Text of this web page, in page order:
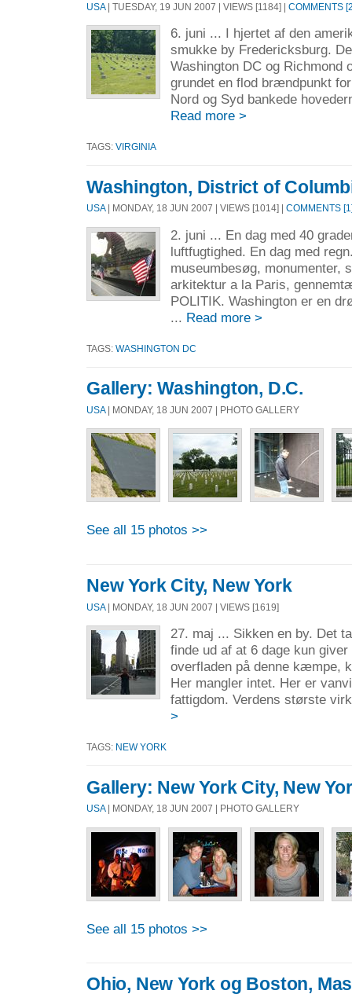
USA| TUESDAY, 19 JUN 2007 | VIEWS [1184] | COMMENTS
6. juni ... I hjertet af den
smukke by Fredericksburg.
Washington DC og Richmond
grundet en flod brændpunkt
Nord og Syd bankede
Read more >
TAGS: VIRGINIA
Washington, District of
USA| MONDAY, 18 JUN 2007 | VIEWS [1014] | COMMENTS
2. juni ... En dag med 40
luftfugtighed. En dag med
museumbesøg, monumenter,
arkitektur a la Paris,
POLITIK. Washington er en
... Read more >
TAGS: WASHINGTON DC
Gallery: Washington, D.C.
USA| MONDAY, 18 JUN 2007 | PHOTO GALLERY
See all 15 photos >>
New York City, New York
USA| MONDAY, 18 JUN 2007 | VIEWS [1619]
27. maj ... Sikken en by. Det
finde ud af at 6 dage kun
overfladen på denne kæmpe,
Her mangler intet. Her er
fattigdom. Verdens største
>
TAGS: NEW YORK
Gallery: New York City, New
USA| MONDAY, 18 JUN 2007 | PHOTO GALLERY
See all 15 photos >>
Ohio, New York og Boston,